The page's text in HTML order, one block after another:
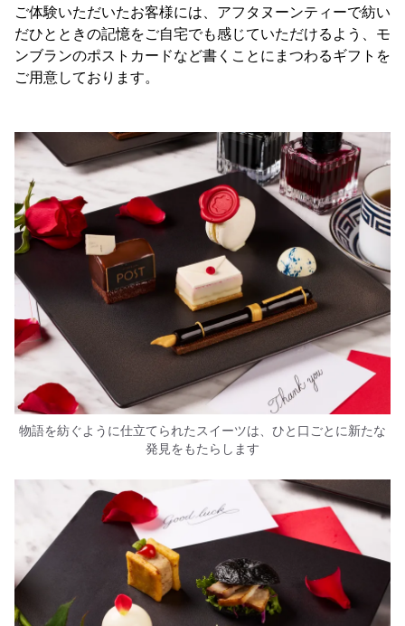
ご体験いただいたお客様には、アフタヌーンティーで紡い
だひとときの記憶をご自宅でも感じていただけるよう、モ
ンブランのポストカードなど書くことにまつわるギフトを
ご用意しております。
物語を紡ぐように仕立てられたスイーツは、ひと口ごとに新たな
発見をもたらします